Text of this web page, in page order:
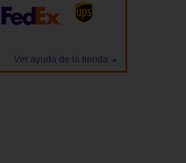
Ver ayuda de la tienda